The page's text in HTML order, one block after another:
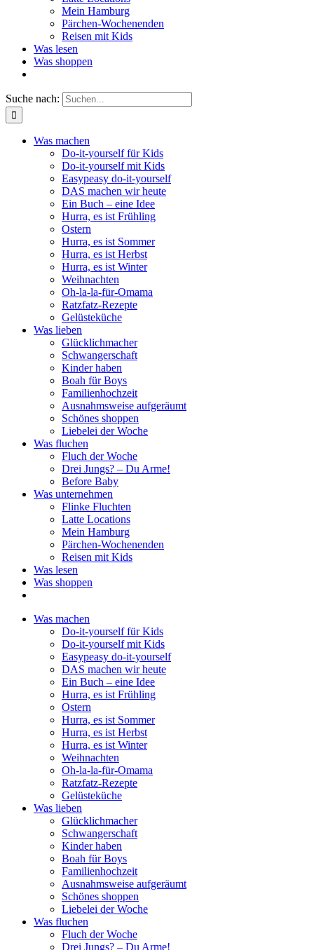
Mein Hamburg
Pärchen-Wochenenden
Reisen mit Kids
Was lesen
Was shoppen
Suche nach:
Was machen
Do-it-yourself für Kids
Do-it-yourself mit Kids
Easypeasy do-it-yourself
DAS machen wir heute
Ein Buch – eine Idee
Hurra, es ist Frühling
Ostern
Hurra, es ist Sommer
Hurra, es ist Herbst
Hurra, es ist Winter
Weihnachten
Oh-la-la-für-Omama
Ratzfatz-Rezepte
Gelüsteküche
Was lieben
Glücklichmacher
Schwangerschaft
Kinder haben
Boah für Boys
Familienhochzeit
Ausnahmsweise aufgeräumt
Schönes shoppen
Liebelei der Woche
Was fluchen
Fluch der Woche
Drei Jungs? – Du Arme!
Before Baby
Was unternehmen
Flinke Fluchten
Latte Locations
Mein Hamburg
Pärchen-Wochenenden
Reisen mit Kids
Was lesen
Was shoppen
Was machen
Do-it-yourself für Kids
Do-it-yourself mit Kids
Easypeasy do-it-yourself
DAS machen wir heute
Ein Buch – eine Idee
Hurra, es ist Frühling
Ostern
Hurra, es ist Sommer
Hurra, es ist Herbst
Hurra, es ist Winter
Weihnachten
Oh-la-la-für-Omama
Ratzfatz-Rezepte
Gelüsteküche
Was lieben
Glücklichmacher
Schwangerschaft
Kinder haben
Boah für Boys
Familienhochzeit
Ausnahmsweise aufgeräumt
Schönes shoppen
Liebelei der Woche
Was fluchen
Fluch der Woche
Drei Jungs? – Du Arme!